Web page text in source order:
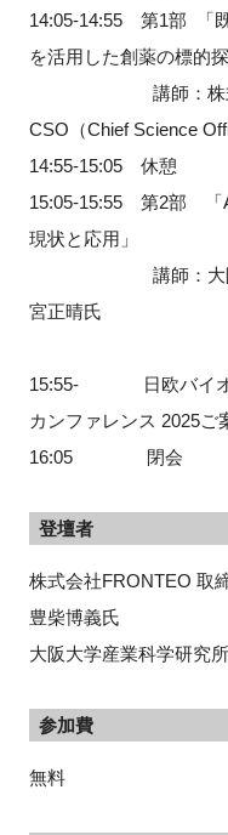
14:05-14:55 第1部 「
を活用した創薬の標的
講師：株式会社
CSO（Chief Science
14:55-15:05 休憩
15:05-15:55 第2部 「
現状と応用」
講師：大阪大学
宮正晴氏
15:55- 日欧バイオテ
カンファレンス 2025ご
16:05 閉会
登壇者
株式会社FRONTEO 取
豊柴博義氏
大阪大学産業科学研究
参加費
無料